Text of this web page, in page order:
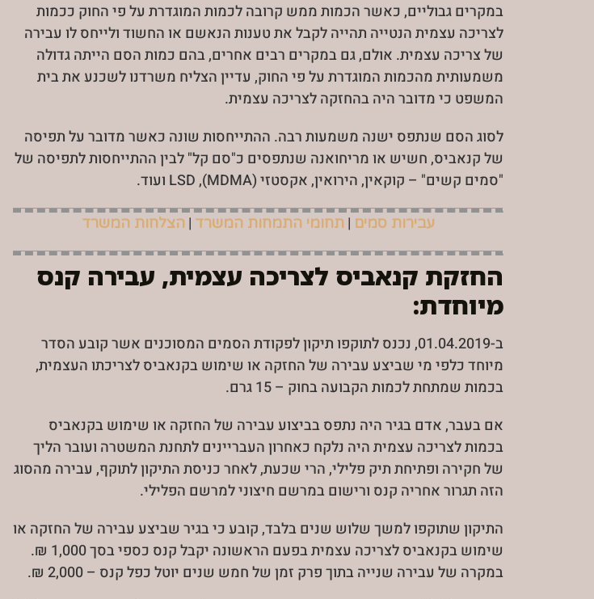
במקרים גבוליים, כאשר הכמות ממש קרובה לכמות המוגדרת על פי החוק ככמות
לצריכה עצמית הנטייה תהייה לקבל את טענות הנאשם או החשוד ולייחס לו עבירה
של צריכה עצמית. אולם, גם במקרים רבים אחרים, בהם כמות הסם הייתה גדולה
משמעותית מהכמות המוגדרת על פי החוק, עדיין הצליח משרדנו לשכנע את בית
המשפט כי מדובר היה בהחזקה לצריכה עצמית.
לסוג הסם שנתפס ישנה משמעות רבה. ההתייחסות שונה כאשר מדובר על תפיסה
של קנאביס, חשיש או מריחואנה שנתפסים כ"סם קל" לבין ההתייחסות לתפיסה של
"סמים קשים" – קוקאין, הירואין, אקסטזי (MDMA), LSD ועוד.
עבירות סמים | תחומי התמחות המשרד | הצלחות המשרד
החזקת קנאביס לצריכה עצמית, עבירה קנס
מיוחדת:
ב-01.04.2019, נכנס לתוקפו תיקון לפקודת הסמים המסוכנים אשר קובע הסדר
מיוחד כלפי מי שביצע עבירה של החזקה או שימוש בקנאביס לצריכתו העצמית,
בכמות שמתחת לכמות הקבועה בחוק – 15 גרם.
אם בעבר, אדם בגיר היה נתפס בביצוע עבירה של החזקה או שימוש בקנאביס
בכמות לצריכה עצמית היה נלקח כאחרון העבריינים לתחנת המשטרה ועובר הליך
של חקירה ופתיחת תיק פלילי, הרי שכעת, לאחר כניסת התיקון לתוקף, עבירה מהסוג
הזה תגרור אחריה קנס ורישום במרשם חיצוני למרשם הפלילי.
התיקון שתוקפו למשך שלוש שנים בלבד, קובע כי בגיר שביצע עבירה של החזקה או
שימוש בקנאביס לצריכה עצמית בפעם הראשונה יקבל קנס כספי בסך 1,000 ₪.
במקרה של עבירה שנייה בתוך פרק זמן של חמש שנים יוטל כפל קנס – 2,000 ₪.